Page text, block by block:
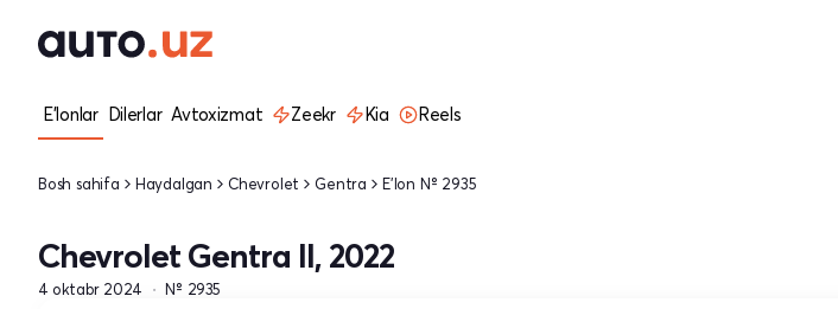
E'lonlar Dilerlar Avtoxizmat Zeekr Kia Reels
Bosh sahifa Haydalgan Chevrolet Gentra E'lon № 2935
Chevrolet Gentra II, 2022
4 oktabr 2024 № 2935